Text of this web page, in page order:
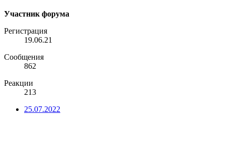
Участник форума
Регистрация
19.06.21
Сообщения
862
Реакции
213
25.07.2022